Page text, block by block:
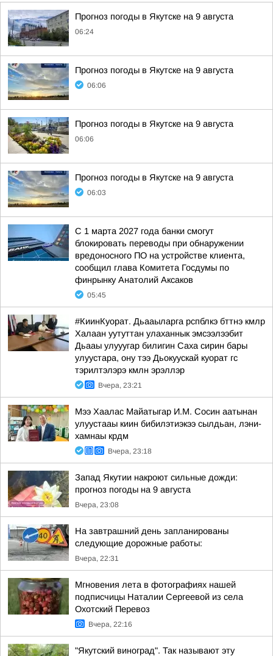
Прогноз погоды в Якутске на 9 августа
06:24
Прогноз погоды в Якутске на 9 августа
06:06
Прогноз погоды в Якутске на 9 августа
06:06
Прогноз погоды в Якутске на 9 августа
06:03
С 1 марта 2027 года банки смогут
блокировать переводы при обнаружении
вредоносного ПО на устройстве клиента,
сообщил глава Комитета Госдумы по
финрынку Анатолий Аксаков
05:45
#КиинКуорат. Дьааыларга рспблкэ бттнэ кмлр
Халаан уутуттан улаханнык эмсээлээбит
Дьааы улууугар билигин Саха сирин бары
улуустара, ону тээ Дьокуускай куорат гс
тэрилтэлэрэ кмлн эрэллэр
Вчера, 23:21
Мээ Хаалас Майатыгар И.М. Сосин аатынан
улуустааы киин бибилэтиэкээ сылдьан, лэни-
хамнаы крдм
Вчера, 23:18
Запад Якутии накроют сильные дожди:
прогноз погоды на 9 августа
Вчера, 23:08
На завтрашний день запланированы
следующие дорожные работы:
Вчера, 22:31
Мгновения лета в фотографиях нашей
подписчицы Наталии Сергеевой из села
Охотский Перевоз
Вчера, 22:16
"Якутский виноград". Так называют эту